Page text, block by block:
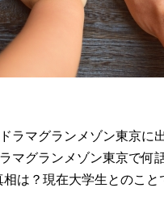
ラマグランメゾン東京に
マグランメゾン東京で何
は？現在大学生とのこ